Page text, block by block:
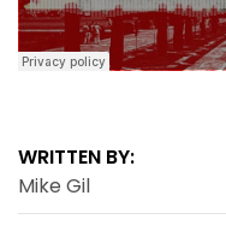
WRITTEN BY:
Mike Gil